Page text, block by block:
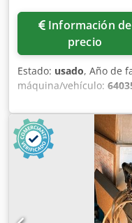
Información de
precio
Estado: usado, Año de
máquina/vehículo:
Máquina de coser
de serie: 64035
máximo: 280 x 440 mm
máxima: 70 puntadas/
a través de Skype Nos
tenemos más
Disponible
stock en Emskirchen/